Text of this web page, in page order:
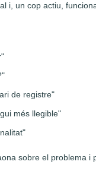
i, un cop actiu,
de registre"
més llegible"
sobre el problema